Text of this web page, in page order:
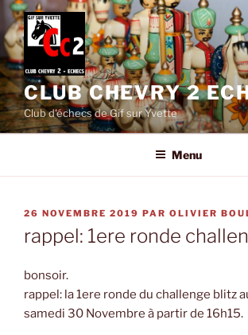
Aller
au
contenu
principal
CLUB CHEVRY 2
Club d'échecs de Gif sur Yvette
Menu
PUBLIÉ
26 NOVEMBRE 2019 PAR OLIVIER
rappel: 1ere ronde
bonsoir.
rappel: la 1ere ronde du challenge blitz
samedi 30 Novembre à partir de 16h15.